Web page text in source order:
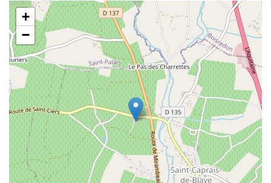
+
−